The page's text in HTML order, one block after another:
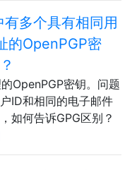
多个具有相同用
的OpenPGP密
OpenPGP密钥。问题
ID和相同的电子邮件
如何告诉GPG区别？